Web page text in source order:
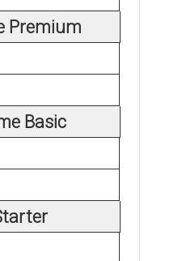
Premium
Basic